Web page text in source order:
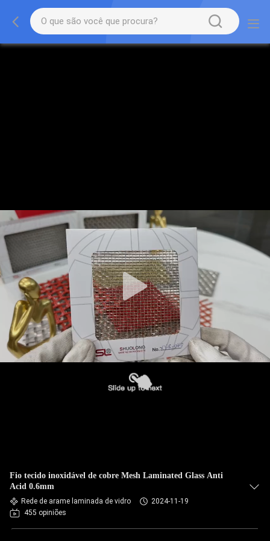
Fio tecido inoxidável de cobre Mesh Laminated Glass Anti
Acid 0.6mm
Rede de arame laminada de vidro
2024-11-19
455 opiniões